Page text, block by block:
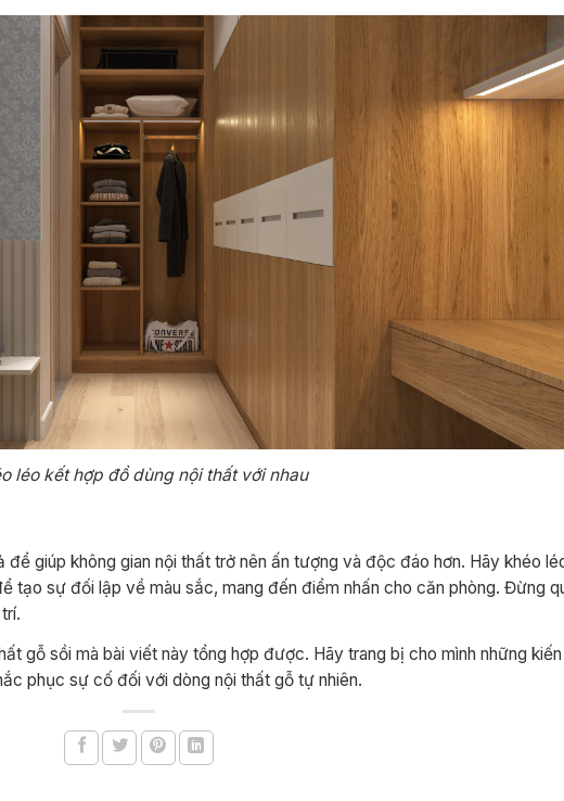
léo kết hợp đồ dùng nội thất với nhau
giúp không gian nội thất trở nên ấn tượng và độc đáo hơn. Hãy khéo
tạo sự đối lập về màu sắc, mang đến điểm nhấn cho căn phòng. Đừng
gỗ sồi mà bài viết này tổng hợp được. Hãy trang bị cho mình những
phục sự cố đối với dòng nội thất gỗ tự nhiên.